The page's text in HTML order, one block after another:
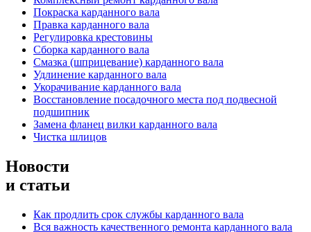
Покраска карданного вала
Правка карданного вала
Регулировка крестовины
Сборка карданного вала
Смазка (шприцевание) карданного вала
Удлинение карданного вала
Укорачивание карданного вала
Восстановление посадочного места под подвесной
подшипник
Замена фланец вилки карданного вала
Чистка шлицов
Новости
и статьи
Как продлить срок службы карданного вала
Вся важность качественного ремонта карданного вала